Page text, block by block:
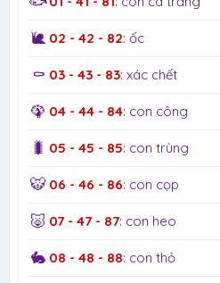
🐌 02 - 42 - 82: ốc
⚰️ 03 - 43 - 83: xác chết
🦚 04 - 44 - 84: con công
🐛 05 - 45 - 85: con trùng
🐯 06 - 46 - 86: con cọp
🐷 07 - 47 - 87: con heo
🐇 08 - 48 - 88: con thỏ